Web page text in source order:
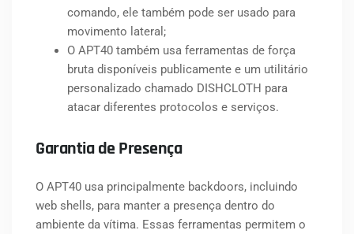
comando, ele também pode ser usado para
movimento lateral;
O APT40 também usa ferramentas de força
bruta disponíveis publicamente e um utilitário
personalizado chamado DISHCLOTH para
atacar diferentes protocolos e serviços.
Garantia de Presença
O APT40 usa principalmente backdoors, incluindo
web shells, para manter a presença dentro do
ambiente da vítima. Essas ferramentas permitem o